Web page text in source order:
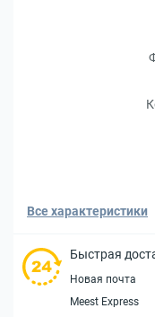
Все характеристики
Быстрая
Новая почта
Meest Express